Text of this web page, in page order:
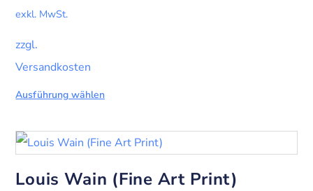
exkl. MwSt.
zzgl.
Versandkosten
Ausführung wählen
Louis Wain (Fine Art Print)